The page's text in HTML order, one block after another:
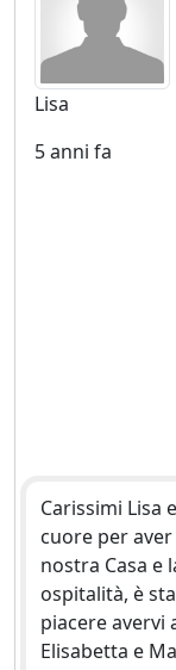
Lisa
5 anni fa
Carissimi Lisa
cuore per
nostra Casa e
ospitalità, è
piacere avervi
Elisabetta e